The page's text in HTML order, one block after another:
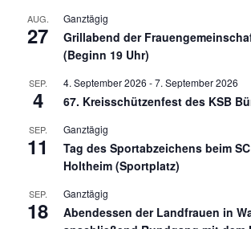
AUG.
27
Ganztägig
Grillabend der
(Beginn 19 Uhr)
SEP.
4
4. September 2026 -7. September 2026
67. Kreisschützenfest des KSB
SEP.
11
Ganztägig
Tag des Sportabzeichens beim
Holtheim (Sportplatz)
SEP.
18
Ganztägig
Abendessen der Landfrauen in